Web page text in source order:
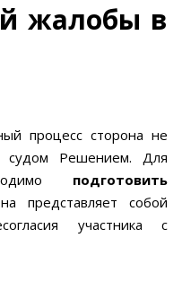
жалобы в
процесс сторона не
судом Решением. Для
подготовить
представляет собой
участника с